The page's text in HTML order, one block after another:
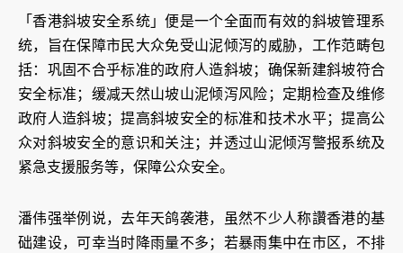
「香港斜坡安全系统」便是一个全面而有效的斜坡管理系
统，旨在保障市民大众免受山泥倾泻的威胁，工作范畴包
括：巩固不合乎标准的政府人造斜坡；确保新建斜坡符合
安全标准；缓减天然山坡山泥倾泻风险；定期检查及维修
政府人造斜坡；提高斜坡安全的标准和技术水平；提高公
众对斜坡安全的意识和关注；并透过山泥倾泻警报系统及
紧急支援服务等，保障公众安全。
潘伟强举例说，去年天鸽袭港，虽然不少人称讚香港的基
础建设，可幸当时降雨量不多；若暴雨集中在市区，不排